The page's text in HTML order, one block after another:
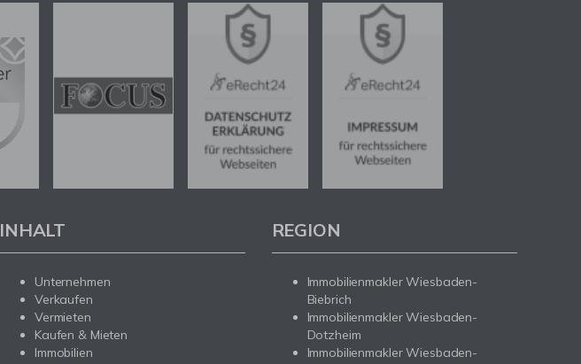
INHALT
Unternehmen
Verkaufen
Vermieten
Kaufen & Mieten
Immobilien
REGION
Immobilienmakler Wiesbaden-
Biebrich
Immobilienmakler Wiesbaden-
Dotzheim
Immobilienmakler Wiesbaden-